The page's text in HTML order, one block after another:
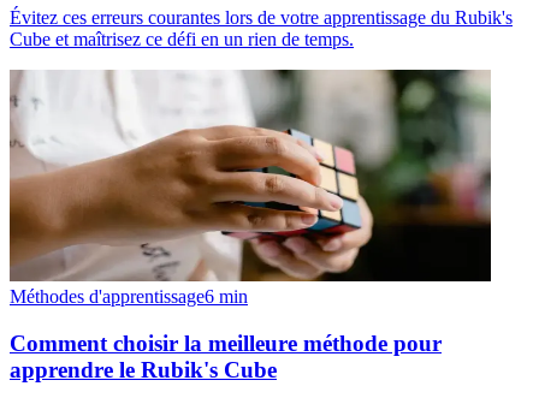
Évitez ces erreurs courantes lors de votre apprentissage du Rubik's
Cube et maîtrisez ce défi en un rien de temps.
Méthodes d'apprentissage6 min
Comment choisir la meilleure méthode pour
apprendre le Rubik's Cube